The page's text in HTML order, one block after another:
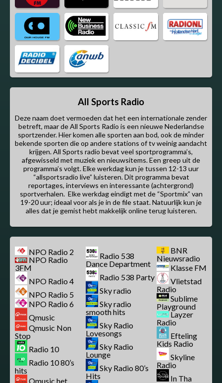
All Sports Radio
Deze naam doet vermoeden dat het een internationale zender
betreft, maar de All Sports Radio is een nieuwe Nederlandse
sportzender. Hier komen alle sporten aan bod, ook de minder
bekende sporten die op andere stations of tv weinig aandacht
krijgen. All Sports radio bevat veel sportprogramma’s,
afgewisseld met muziek en nieuwsitems. Een greep uit de
programma’s volgt. Elke werkdag kun je tussen 12-13 uur
“allsportsradio live” luisteren. Dit programma bevat
reportages, interviews en interessante (achtergrond)
sportverhalen. Elke werkdag eindigt met de “Sportmix” van
19-20 uur; ideaal voor als je in de file staat. Natuurlijk kun je
alles dat je gemist hebt makkelijk online terug luisteren.
NPO Radio 2
NPO Radio
3FM
NPO Radio 4
NPO Radio 5
NPO Radio 6
Qmusic
Qmusic Non
Stop
Radio 10
Radio 10 80’s
hits
Qmusic het
Radio 538
Dance Department
Radio 538 Party
Sky radio
Sky radio
smooth hits
Sky Radio
Lovesongs
Sky Radio
Lounge
Sky Radio 80’s
Hits
BNR
Nieuwsradio
Klasse FM
Vlietstad
Radio
Sublime
Playground
Layzer
Radio
Efteling
Kids Radio
Skyline
Radio
In Tha